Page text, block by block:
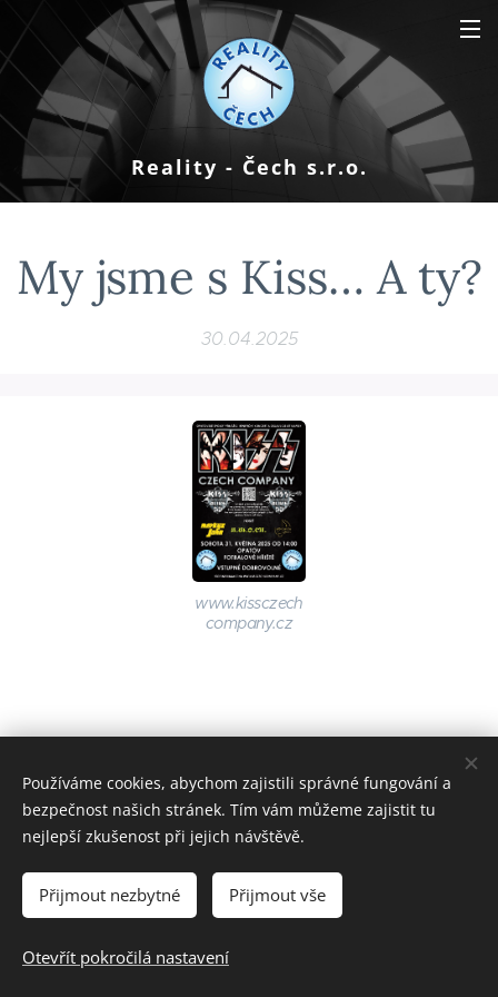
Reality - Čech s.r.o.
My jsme s Kiss… A ty?
30.04.2025
www.kissczech
company.cz
Reality Čech
© 2024 Všechna práva vyhrazena.
Používáme cookies, abychom zajistili správné fungování a
bezpečnost našich stránek. Tím vám můžeme zajistit tu
nejlepší zkušenost při jejich návštěvě.
Přijmout nezbytné Přijmout vše
Otevřít pokročilá nastavení